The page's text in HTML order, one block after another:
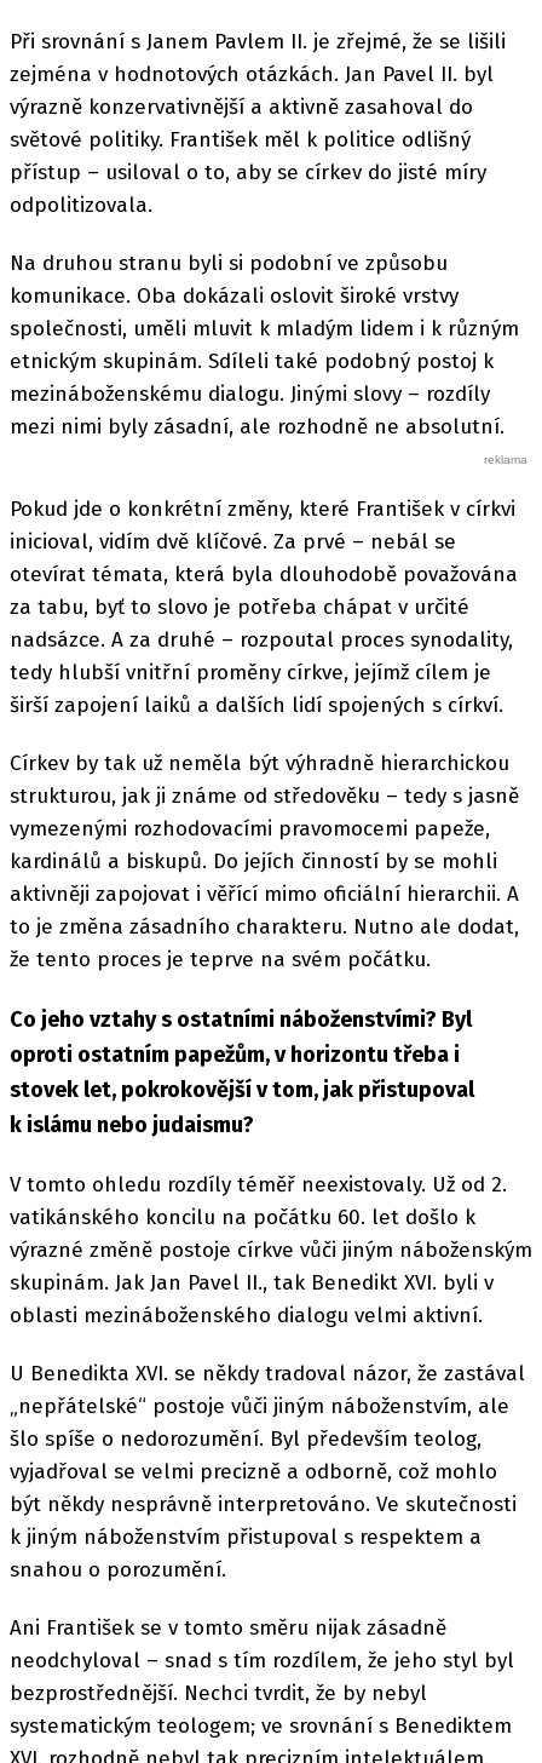
Při srovnání s Janem Pavlem II. je zřejmé, že se lišili
zejména v hodnotových otázkách. Jan Pavel II. byl
výrazně konzervativnější a aktivně zasahoval do
světové politiky. František měl k politice odlišný
přístup – usiloval o to, aby se církev do jisté míry
odpolitizovala.
Na druhou stranu byli si podobní ve způsobu
komunikace. Oba dokázali oslovit široké vrstvy
společnosti, uměli mluvit k mladým lidem i k různým
etnickým skupinám. Sdíleli také podobný postoj k
mezináboženskému dialogu. Jinými slovy – rozdíly
mezi nimi byly zásadní, ale rozhodně ne absolutní.
Pokud jde o konkrétní změny, které František v církvi
inicioval, vidím dvě klíčové. Za prvé – nebál se
otevírat témata, která byla dlouhodobě považována
za tabu, byť to slovo je potřeba chápat v určité
nadsázce. A za druhé – rozpoutal proces synodality,
tedy hlubší vnitřní proměny církve, jejímž cílem je
širší zapojení laiků a dalších lidí spojených s církví.
Církev by tak už neměla být výhradně hierarchickou
strukturou, jak ji známe od středověku – tedy s jasně
vymezenými rozhodovacími pravomocemi papeže,
kardinálů a biskupů. Do jejích činností by se mohli
aktivněji zapojovat i věřící mimo oficiální hierarchii. A
to je změna zásadního charakteru. Nutno ale dodat,
že tento proces je teprve na svém počátku.
Co jeho vztahy s ostatními náboženstvími? Byl
oproti ostatním papežům, v horizontu třeba i
stovek let, pokrokovější v tom, jak přistupoval
k islámu nebo judaismu?
V tomto ohledu rozdíly téměř neexistovaly. Už od 2.
vatikánského koncilu na počátku 60. let došlo k
výrazné změně postoje církve vůči jiným náboženským
skupinám. Jak Jan Pavel II., tak Benedikt XVI. byli v
oblasti mezináboženského dialogu velmi aktivní.
U Benedikta XVI. se někdy tradoval názor, že zastával
„nepřátelské“ postoje vůči jiným náboženstvím, ale
šlo spíše o nedorozumění. Byl především teolog,
vyjadřoval se velmi precizně a odborně, což mohlo
být někdy nesprávně interpretováno. Ve skutečnosti
k jiným náboženstvím přistupoval s respektem a
snahou o porozumění.
Ani František se v tomto směru nijak zásadně
neodchyloval – snad s tím rozdílem, že jeho styl byl
bezprostřednější. Nechci tvrdit, že by nebyl
systematickým teologem; ve srovnání s Benediktem